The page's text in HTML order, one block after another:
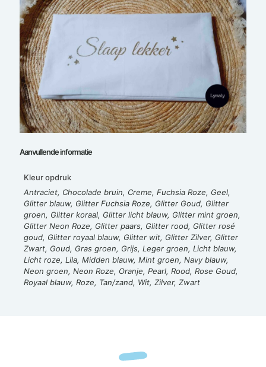
Aanvullende informatie
Kleur opdruk
Antraciet, Chocolade bruin, Creme, Fuchsia Roze, Geel,
Glitter blauw, Glitter Fuchsia Roze, Glitter Goud, Glitter
groen, Glitter koraal, Glitter licht blauw, Glitter mint groen,
Glitter Neon Roze, Glitter paars, Glitter rood, Glitter rosé
goud, Glitter royaal blauw, Glitter wit, Glitter Zilver, Glitter
Zwart, Goud, Gras groen, Grijs, Leger groen, Licht blauw,
Licht roze, Lila, Midden blauw, Mint groen, Navy blauw,
Neon groen, Neon Roze, Oranje, Pearl, Rood, Rose Goud,
Royaal blauw, Roze, Tan/zand, Wit, Zilver, Zwart